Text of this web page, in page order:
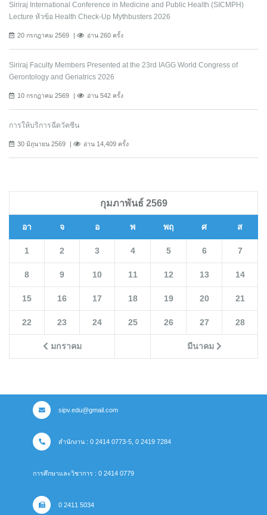
Siriraj International Conference in Medicine and Public Health (SICMPH)
Lecture หัวข้อ Health Check-Up Mythbusters 2026
20 กรกฎาคม 2569 อ่าน 260 ครั้ง
Siriraj Faculty Members Presented at the 23rd IAGG World Congress of
Gerontology and Geriatrics 2026
10 กรกฎาคม 2569 อ่าน 542 ครั้ง
การให้บริการฉีดวัคซีน
30 มิถุนายน 2569 อ่าน 14,409 ครั้ง
กุมภาพันธ์ 2569
อา จ อ พ พฤ ศ ส
มกราคม มีนาคม
1 2 3 4 5 6 7
8 9 10 11 12 13 14
15 16 17 18 19 20 21
22 23 24 25 26 27 28
sipv.edu@gmail.com
สำนักงาน : 0 2414 0773-5, 0 2419 7284
การศึกษาและวิชาการ : 0 2414 0779
0 2411 5034